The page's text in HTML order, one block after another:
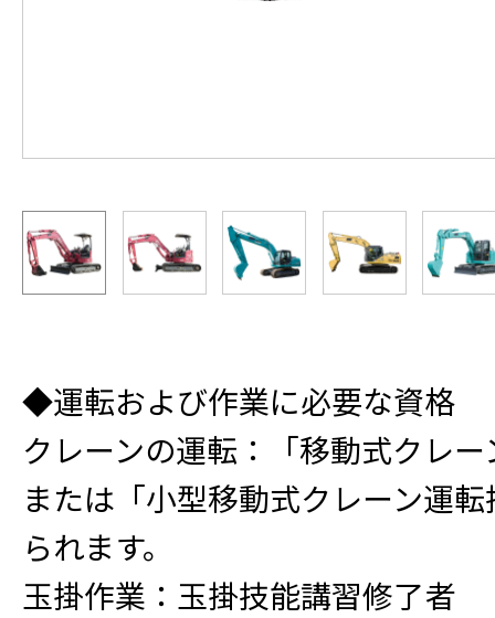
◆運転および作業に必要な資格
クレーンの運転：「移動式クレ
または「小型移動式クレーン運
られます。
玉掛作業：玉掛技能講習修了者